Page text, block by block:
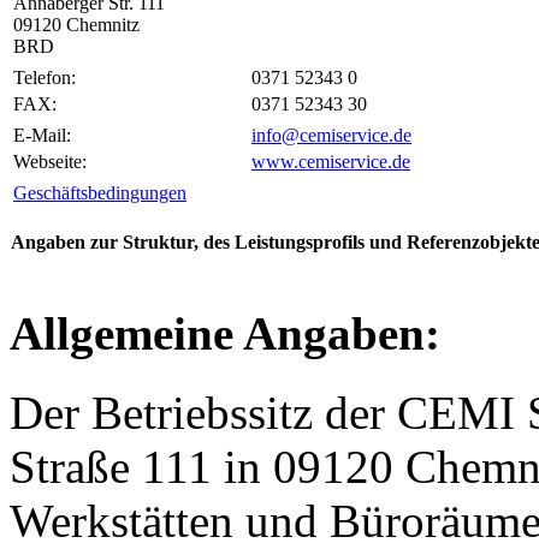
09120 Chemnitz
BRD
Telefon:
0371 52343 0
FAX:
0371 52343 30
E-Mail:
info@cemiservice.de
Webseite:
www.cemiservice.de
Geschäftsbedingungen
Angaben zur Struktur, des Leistungsprofils und
Allgemeine Angaben:
Der Betriebssitz der CEMI
Straße 111 in 09120
Werkstätten und